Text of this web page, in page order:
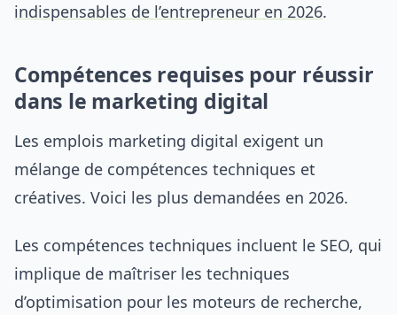
indispensables de l’entrepreneur en 2026.
Compétences requises pour réussir
dans le marketing digital
Les emplois marketing digital exigent un
mélange de compétences techniques et
créatives. Voici les plus demandées en 2026.
Les compétences techniques incluent le SEO, qui
implique de maîtriser les techniques
d’optimisation pour les moteurs de recherche,